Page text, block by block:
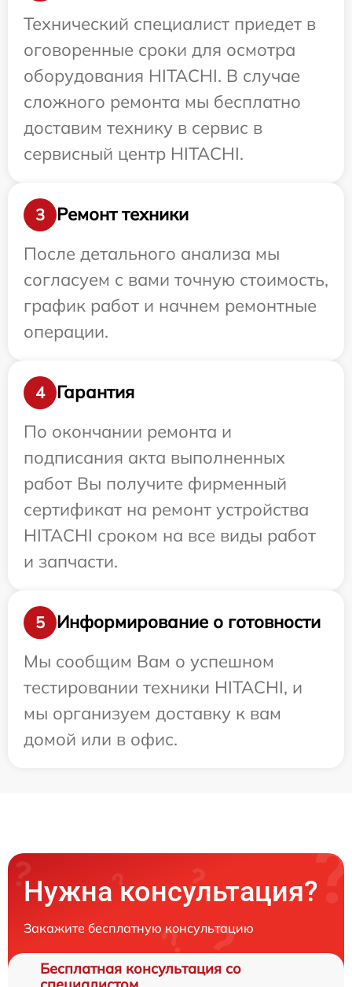
Технический специалист приедет в
оговоренные сроки для осмотра
оборудования HITACHI. В случае
сложного ремонта мы бесплатно
доставим технику в сервис в
сервисный центр HITACHI.
3
Ремонт техники
После детального анализа мы
согласуем с вами точную стоимость,
график работ и начнем ремонтные
операции.
4
Гарантия
По окончании ремонта и
подписания акта выполненных
работ Вы получите фирменный
сертификат на ремонт устройства
HITACHI сроком на все виды работ
и запчасти.
5
Информирование о готовности
Мы сообщим Вам о успешном
тестировании техники HITACHI, и
мы организуем доставку к вам
домой или в офис.
Нужна консультация?
Закажите бесплатную консультацию
Бесплатная консультация со